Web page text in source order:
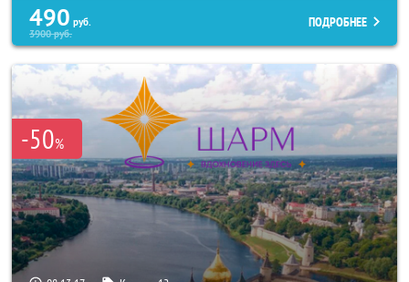
490 руб.
3900руб.
ПОДРОБНЕЕ
-50%